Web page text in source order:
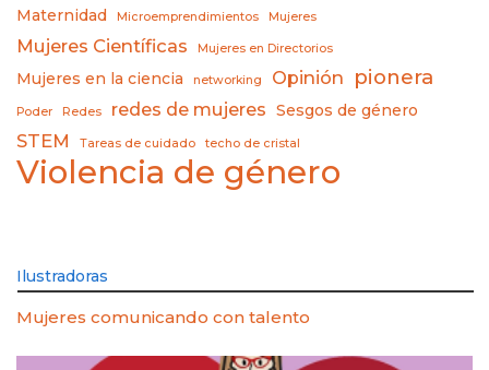
Maternidad Microemprendimientos Mujeres
Mujeres Científicas Mujeres en Directorios
Mujeres en la ciencia networking Opinión pionera
Poder Redes redes de mujeres Sesgos de género
STEM Tareas de cuidado techo de cristal
Violencia de género
Ilustradoras
Mujeres comunicando con talento